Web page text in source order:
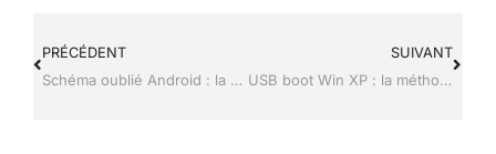
PRÉCÉDENT
Schéma oublié Android : la méthode pas à pas pour récupérer l’accès
SUIVANT
USB boot Win XP : la méthode pour créer une clé bootable